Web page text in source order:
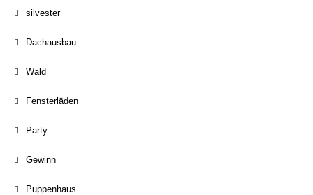
silvester
Dachausbau
Wald
Fensterläden
Party
Gewinn
Puppenhaus